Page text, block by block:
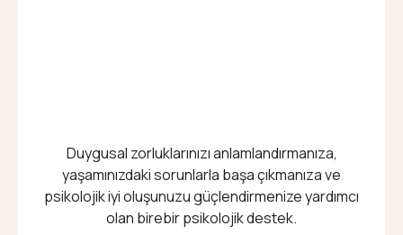
Duygusal zorluklarınızı anlamlandırmanıza,
yaşamınızdaki sorunlarla başa çıkmanıza ve
psikolojik iyi oluşunuzu güçlendirmenize yardımcı
olan birebir psikolojik destek.